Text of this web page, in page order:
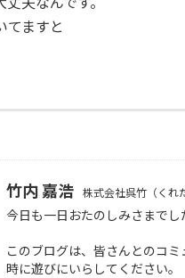
てますと
竹内 嘉浩 株式会社呉竹（くれ
今日も一日おたのしみさまでし
このブログは、皆さんとのコ
時に遊びにいらしてください。